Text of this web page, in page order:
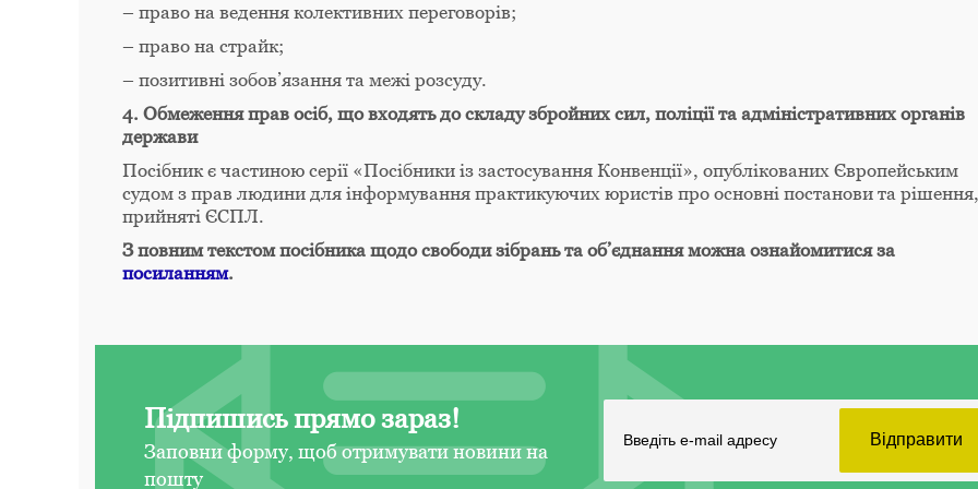
– право на ведення колективних переговорів;
– право на страйк;
– позитивні зобов’язання та межі розсуду.
4. Обмеження прав осіб, що входять до складу збройних сил, поліції та адміністративних органів
держави
Посібник є частиною серії «Посібники із застосування Конвенції», опублікованих Європейським
судом з прав людини для інформування практикуючих юристів про основні постанови та рішення,
прийняті ЄСПЛ.
З повним текстом посібника щодо свободи зібрань та об’єднання можна ознайомитися за
посиланням.
Підпишись прямо зараз!
Заповни форму, щоб отримувати новини на
пошту